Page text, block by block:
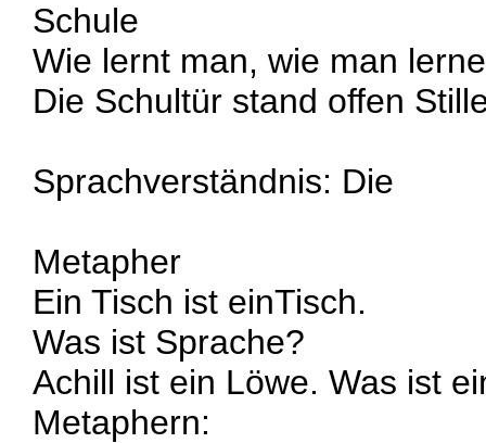
Schule
Wie lernt man, wie man
Die Schultür stand offen
Sprachverständnis: Die
Metapher
Ein Tisch ist einTisch.
Was ist Sprache?
Achill ist ein Löwe. Was ist
Metaphern: